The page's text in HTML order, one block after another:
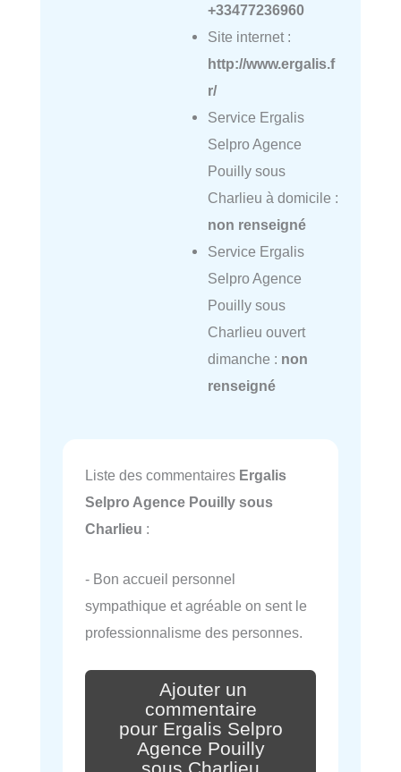
+33477236960
Site internet :
http://www.ergalis.f
r/
Service Ergalis
Selpro Agence
Pouilly sous
Charlieu à domicile :
non renseigné
Service Ergalis
Selpro Agence
Pouilly sous
Charlieu ouvert
dimanche : non
renseigné
Liste des commentaires Ergalis
Selpro Agence Pouilly sous
Charlieu :
- Bon accueil personnel
sympathique et agréable on sent le
professionnalisme des personnes.
Ajouter un
commentaire
pour Ergalis Selpro
Agence Pouilly